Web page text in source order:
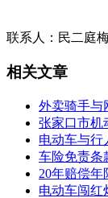
联系人：民二庭
相关文章
外卖骑手与
张家口市机
电动车与行
车险免责条
20年赔偿
电动车闯红